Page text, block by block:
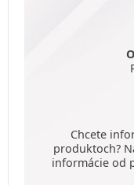
Chcete
produktoch?
informácie od